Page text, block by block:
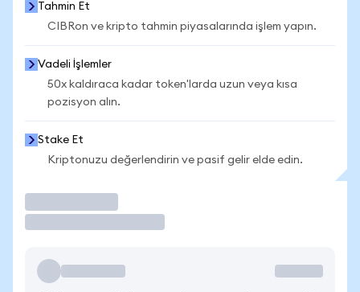
Tahmin Et
CIBRon ve kripto tahmin piyasalarında işlem yapın.
Vadeli İşlemler
50x kaldıraca kadar token'larda uzun veya kısa
pozisyon alın.
Stake Et
Kriptonuzu değerlendirin ve pasif gelir elde edin.